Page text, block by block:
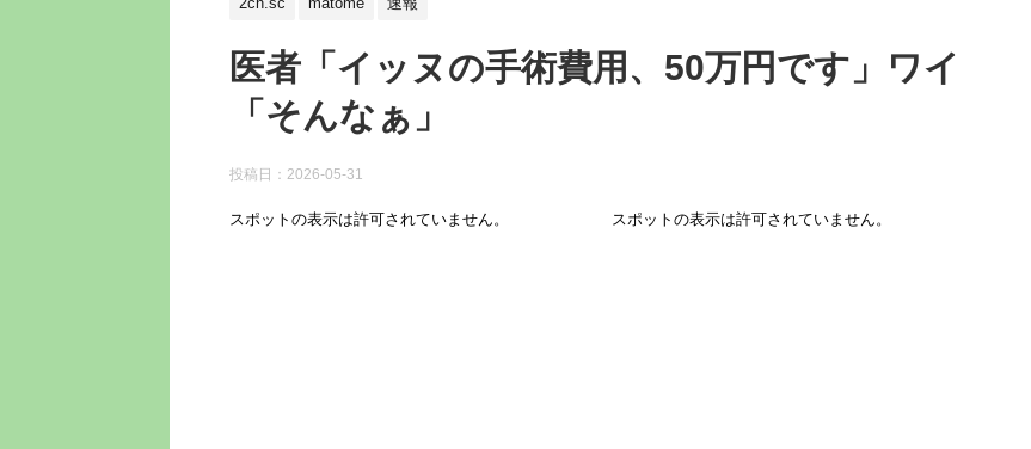
医者「イッヌの手術費用、50万円です」ワイ
「そんなぁ」
投稿日： 2026-05-31